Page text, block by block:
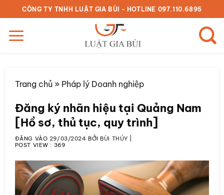
qua
nội
dung
CÔNG TY TNHH LUẬT GIA BÙI - HOTLINE 097.110.6895
Trang chủ» Pháp lý Doanh nghiệp
Đăng ký nhãn hiệu tại Quảng Nam
[Hồ sơ, thủ tục, quy trình]
ĐĂNG VÀO 29/03/2024 BỞIBÙI THÚY
POST VIEW : 369